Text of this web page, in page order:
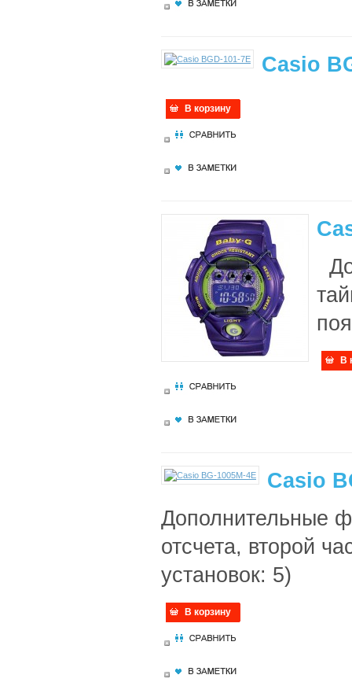
Casio
В корзину
В
Casio
Дополнительные
отсчета, второй
установок: 5)
В корзину